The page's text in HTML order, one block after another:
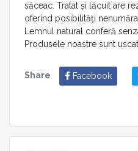
săceac. Tratat şi lăcuit are
oferind posibilităţi
Lemnul natural conferă
Produsele noastre sunt
Share Facebook